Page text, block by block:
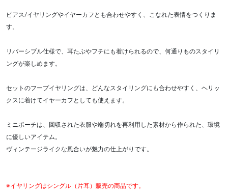
ピアス/イヤリングやイヤーカフとも合わせやすく、こなれた表情をつくりま
す。
リバーシブル仕様で、耳たぶやフチにも着けられるので、何通りものスタイリ
ングが楽しめます。
セットのフープイヤリングは、どんなスタイリングにも合わせやすく、ヘリッ
クスに着けてイヤーカフとしても使えます。
ミニポーチは、回収された衣服や端切れを再利用した素材から作られた、環境
に優しいアイテム。
ヴィンテージライクな風合いが魅力の仕上がりです。
※イヤリングはシングル（片耳）販売の商品です。